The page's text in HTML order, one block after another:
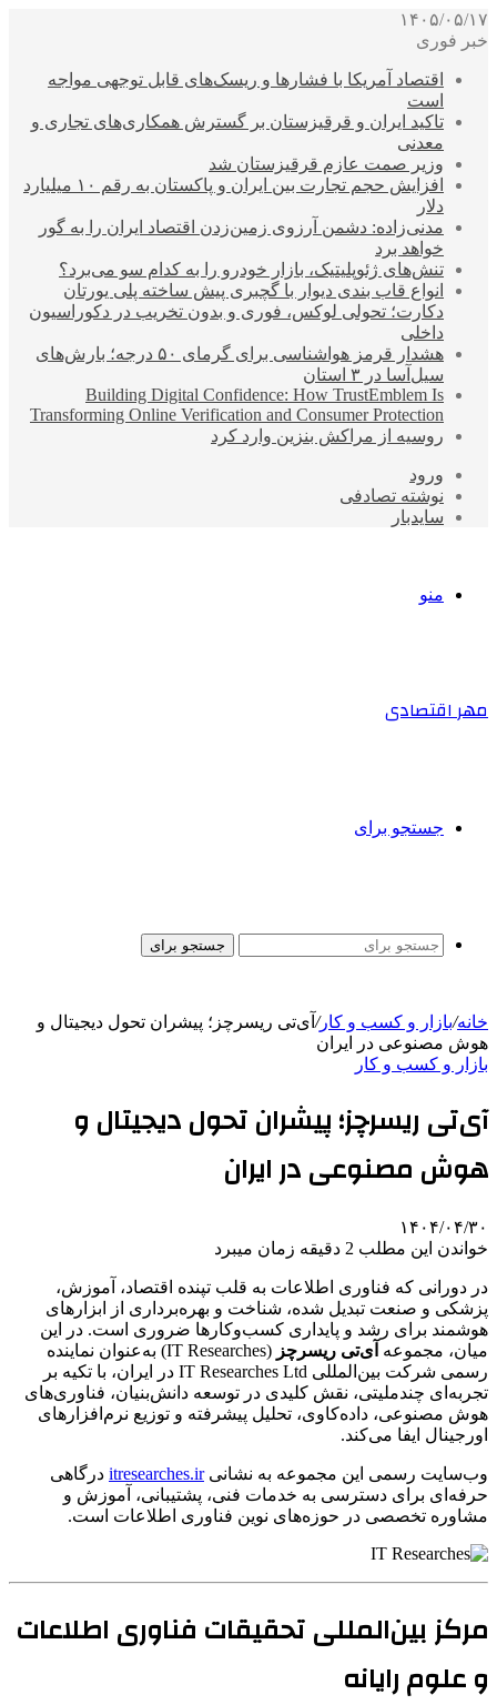
۱۴۰۵/۰۵/۱۷
خبر فوری
اقتصاد آمریکا با فشارها و ریسک‌های قابل توجهی مواجه
است
تاکید ایران و قرقیزستان بر گسترش همکاری‌های تجاری و
معدنی
وزیر صمت عازم قرقیزستان شد
افزایش حجم تجارت بین ایران و پاکستان به رقم ۱۰ میلیارد
دلار
مدنی‌زاده: دشمن آرزوی زمین‌زدن اقتصاد ایران را به گور
خواهد برد
تنش‌های ژئوپلیتیک، بازار خودرو را به کدام سو می‌برد؟
انواع قاب بندی دیوار با گچبری پیش ساخته پلی یورتان
دکارت؛ تحولی لوکس، فوری و بدون تخریب در دکوراسیون
داخلی
هشدار قرمز هواشناسی برای گرمای ۵۰ درجه؛ بارش‌های
سیل‌آسا در ۳ استان
Building Digital Confidence: How TrustEmblem Is
Transforming Online Verification and Consumer Protection
روسیه از مراکش بنزین وارد کرد
ورود
نوشته تصادفی
سایدبار
منو
مهر اقتصادی
جستجو برای
جستجو برای
خانه/بازار و کسب و کار/ آی‌تی ریسرچز؛ پیشران تحول دیجیتال و
هوش مصنوعی در ایران
بازار و کسب و کار
آی‌تی ریسرچز؛ پیشران تحول دیجیتال و
هوش مصنوعی در ایران
۱۴۰۴/۰۴/۳۰
خواندن این مطلب 2 دقیقه زمان میبرد
در دورانی که فناوری اطلاعات به قلب تپنده اقتصاد، آموزش،
پزشکی و صنعت تبدیل شده، شناخت و بهره‌برداری از ابزارهای
هوشمند برای رشد و پایداری کسب‌وکارها ضروری است. در این
میان، مجموعه آی‌تی ریسرچز
(IT Researches) به‌عنوان نماینده
رسمی شرکت بین‌المللی IT Researches Ltd در ایران، با تکیه بر
تجربه‌ای چندملیتی، نقش کلیدی در توسعه دانش‌بنیان، فناوری‌های
هوش مصنوعی، داده‌کاوی، تحلیل پیشرفته و توزیع نرم‌افزارهای
اورجینال ایفا می‌کند.
وب‌سایت رسمی این مجموعه به نشانیitresearches.ir درگاهی
حرفه‌ای برای دسترسی به خدمات فنی، پشتیبانی، آموزش و
مشاوره تخصصی در حوزه‌های نوین فناوری اطلاعات است.
مرکز بین‌المللی تحقیقات فناوری اطلاعات
و علوم رایانه